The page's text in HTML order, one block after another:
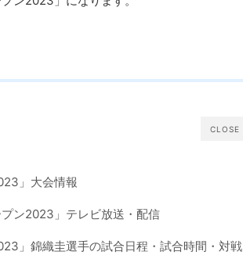
CLOSE
」大会情報
ン2023」テレビ放送・配信
」錦織圭選手の試合日程・試合時間・対戦